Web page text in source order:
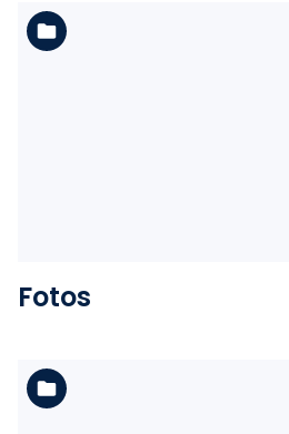
Fotos